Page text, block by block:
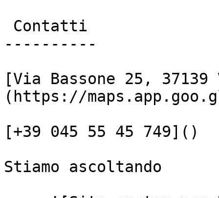
----------
[Via Bassone 25, 37139
(https://
[+39 045 55 45 749]()
Stiamo ascoltando